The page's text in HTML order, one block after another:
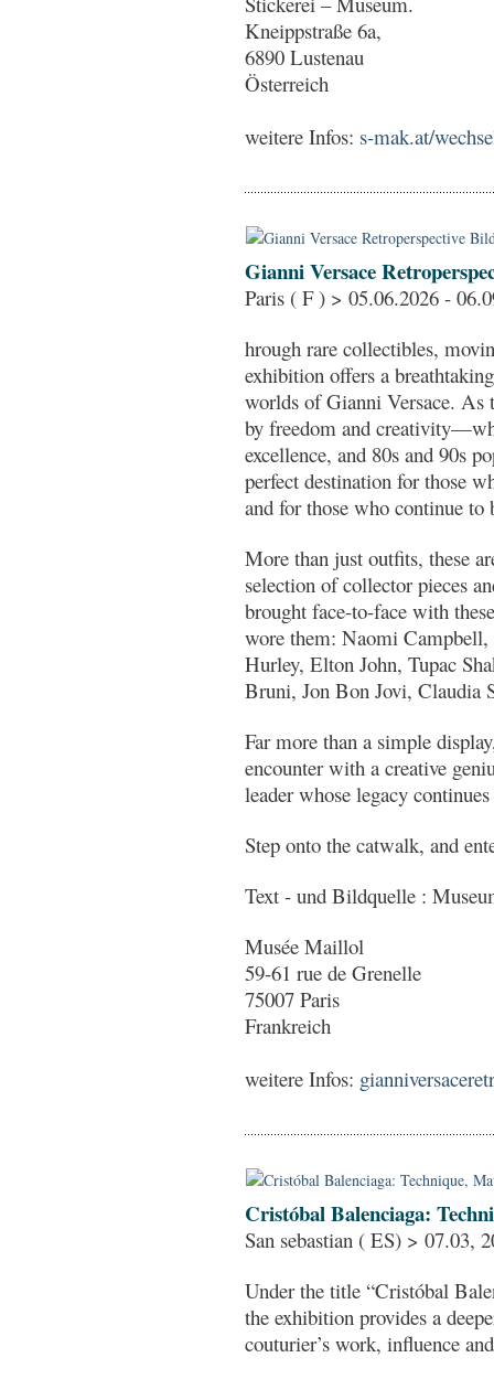
Kneippstraße 6a,
6890 Lustenau
Österreich
weitere Infos: s-mak.at/
Gianni Versace
Paris ( F ) > 05.06.2026 -
hrough rare collectibles,
exhibition offers a
worlds of Gianni Versace. As
by freedom and
excellence, and 80s and 90s
perfect destination for those
and for those who continue to
More than just outfits, these
selection of collector pieces
brought face-to-face with
wore them: Naomi
Hurley, Elton John, Tupac
Bruni, Jon Bon Jovi,
Far more than a simple
encounter with a creative
leader whose legacy
Step onto the catwalk, and
Text - und Bildquelle :
Musée Maillol
59-61 rue de Grenelle
75007 Paris
Frankreich
weitere Infos:
Cristóbal Balenciaga:
San sebastian ( ES) > 07.03,
Under the title “Cristóbal
the exhibition provides a
couturier’s work, influence